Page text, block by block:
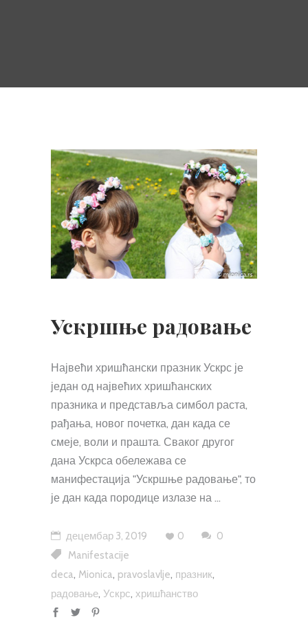
Ускршње радовање
Највећи хришћански празник Ускрс је
један од највећих хришћанских
празника и представља симбол раста,
рађања, новог почетка, дан када се
смеје, воли и прашта. Сваког другог
дана Ускрса обележава се
манифестација "Ускршње радовање", то
је дан када породице излазе на
децембар 3, 2019 0
0
Manifestacije
deca, Mionica, pravoslavlje, празник,
радовање, Ускрс, хришћанство